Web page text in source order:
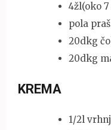
4žl(oko
pola
20dkg
20dkg
KREMA
1/2l